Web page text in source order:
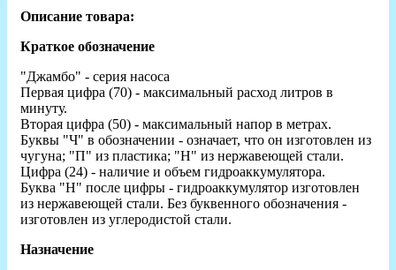
Описание товара:
Краткое обозначение
"Джамбо" - серия насоса
Первая цифра (70) - максимальный расход литров в
минуту.
Вторая цифра (50) - максимальный напор в метрах.
Буквы "Ч" в обозначении - означает, что он изготовлен из
чугуна; "П" из пластика; "Н" из нержавеющей стали.
Цифра (24) - наличие и объем гидроаккумулятора.
Буква "Н" после цифры - гидроаккумулятор изготовлен
из нержавеющей стали. Без буквенного обозначения -
изготовлен из углеродистой стали.
Назначение